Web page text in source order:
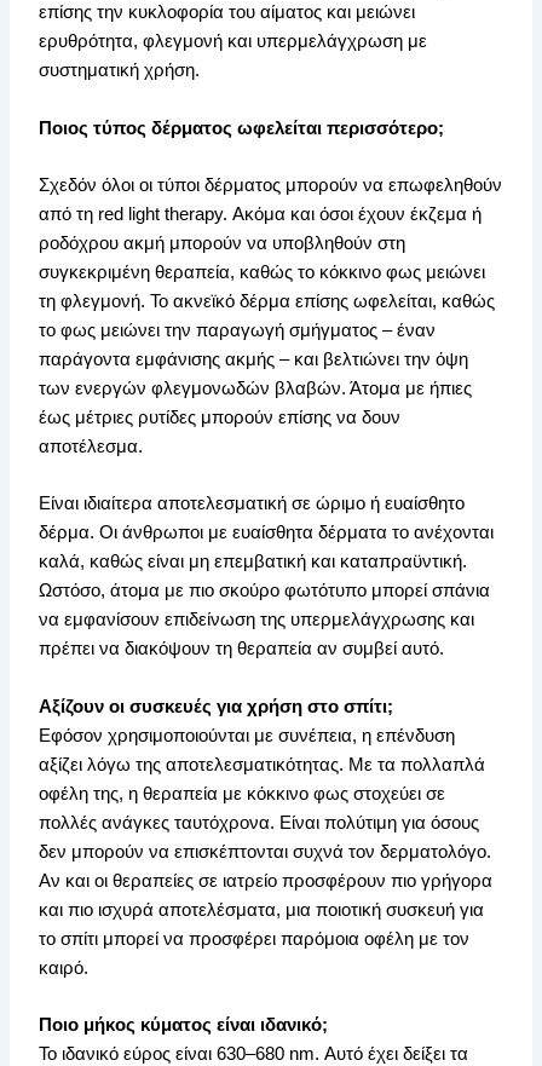
επίσης την κυκλοφορία του αίματος και μειώνει
ερυθρότητα, φλεγμονή και υπερμελάγχρωση με
συστηματική χρήση.
Ποιος τύπος δέρματος ωφελείται περισσότερο;
Σχεδόν όλοι οι τύποι δέρματος μπορούν να επωφεληθούν
από τη red light therapy. Ακόμα και όσοι έχουν έκζεμα ή
ροδόχρου ακμή μπορούν να υποβληθούν στη
συγκεκριμένη θεραπεία, καθώς το κόκκινο φως μειώνει
τη φλεγμονή. Το ακνεϊκό δέρμα επίσης ωφελείται, καθώς
το φως μειώνει την παραγωγή σμήγματος – έναν
παράγοντα εμφάνισης ακμής – και βελτιώνει την όψη
των ενεργών φλεγμονωδών βλαβών. Άτομα με ήπιες
έως μέτριες ρυτίδες μπορούν επίσης να δουν
αποτέλεσμα.
Είναι ιδιαίτερα αποτελεσματική σε ώριμο ή ευαίσθητο
δέρμα. Οι άνθρωποι με ευαίσθητα δέρματα το ανέχονται
καλά, καθώς είναι μη επεμβατική και καταπραϋντική.
Ωστόσο, άτομα με πιο σκούρο φωτότυπο μπορεί σπάνια
να εμφανίσουν επιδείνωση της υπερμελάγχρωσης και
πρέπει να διακόψουν τη θεραπεία αν συμβεί αυτό.
Αξίζουν οι συσκευές για χρήση στο σπίτι;
Εφόσον χρησιμοποιούνται με συνέπεια, η επένδυση
αξίζει λόγω της αποτελεσματικότητας. Με τα πολλαπλά
οφέλη της, η θεραπεία με κόκκινο φως στοχεύει σε
πολλές ανάγκες ταυτόχρονα. Είναι πολύτιμη για όσους
δεν μπορούν να επισκέπτονται συχνά τον δερματολόγο.
Αν και οι θεραπείες σε ιατρείο προσφέρουν πιο γρήγορα
και πιο ισχυρά αποτελέσματα, μια ποιοτική συσκευή για
το σπίτι μπορεί να προσφέρει παρόμοια οφέλη με τον
καιρό.
Ποιο μήκος κύματος είναι ιδανικό;
Το ιδανικό εύρος είναι 630–680 nm. Αυτό έχει δείξει τα